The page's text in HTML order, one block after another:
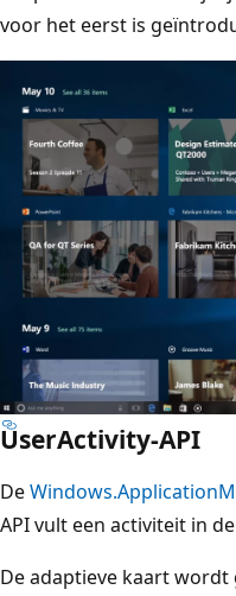
voor het eerst is
UserActivity-API
De
API vult een activiteit in
De adaptieve kaart wordt